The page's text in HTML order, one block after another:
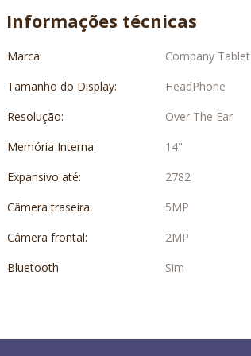
Informações técnicas
Marca:
Tamanho do Display:
Resolução:
Memória Interna:
Expansivo até:
Câmera traseira:
Câmera frontal:
Bluetooth
Company Tablet
HeadPhone
Over The Ear
14"
2782
5MP
2MP
Sim